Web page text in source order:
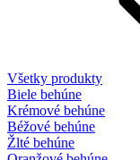
Všetky produkty
Biele behúne
Krémové behúne
Béžové behúne
Žlté behúne